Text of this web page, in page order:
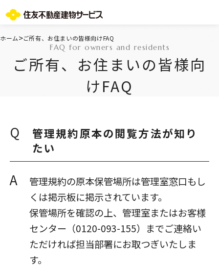
TOPページ
ご所有・お住まいの皆様
ST-マンション管理WEBサービス
よくあるご質問
お問い合わせ総合窓口
ニュースリリース/お知らせ一覧
サイトマップ
プライバシーポリシー
情報セキュリティ基本方針
一般事業主行動計画
パートナーシップ構築宣言
マルチステークホルダー方針
カスタマーハラスメントに対する基本方針
ホーム>ご所有、お住まいの皆様向けFAQ
FAQ for owners and residents
ご所有、お住まいの皆様向
けFAQ
Q
管理規約原本の閲覧方法が知り
たい
A
管理規約の原本保管場所は管理室窓口もし
くは掲示板に掲示されています。
保管場所を確認の上、管理室またはお客様
センター（0120-093-155）までご連絡い
ただければ担当部署にお取つぎいたしま
す。